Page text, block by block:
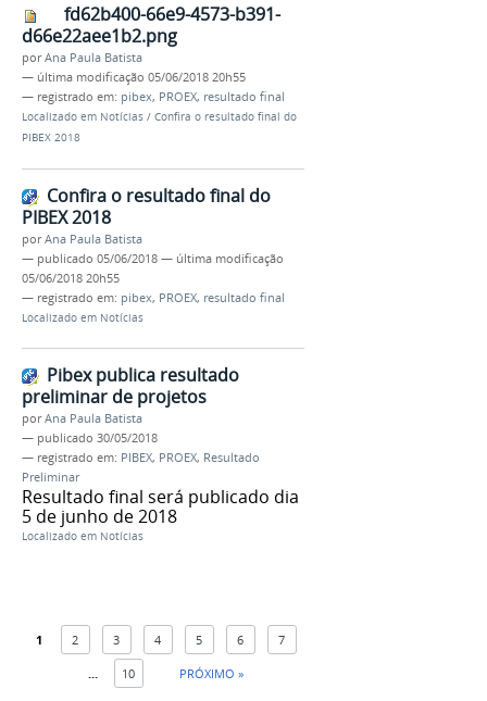
fd62b400-66e9-4573-b391-
d66e22aee1b2.png
porAna Paula Batista
— última modificação 05/06/2018 20h55
— registrado em: pibex, PROEX, resultado final
Localizado em Notícias / Confira o resultado final do
PIBEX 2018
Confira o resultado final do
PIBEX 2018
porAna Paula Batista
— publicado 05/06/2018 — última modificação
05/06/2018 20h55
— registrado em: pibex, PROEX, resultado final
Localizado em Notícias
Pibex publica resultado
preliminar de projetos
porAna Paula Batista
— publicado 30/05/2018
— registrado em: PIBEX, PROEX, Resultado
Preliminar
Resultado final será publicado dia
5 de junho de 2018
Localizado em Notícias
1 2 3 4 5 6 7
... 10 PRÓXIMO »